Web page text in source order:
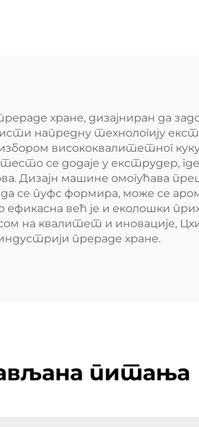
хране, дизајниран да
напредну технологију
висококвалитетног
се додаје у екструдер,
машине омогућава
се пуфс формира, може се
већ је и еколошки
на квалитет и иновације,
прераде хране.
питања